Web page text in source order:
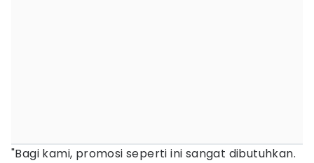
"Bagi kami, promosi seperti ini sangat dibutuhkan.